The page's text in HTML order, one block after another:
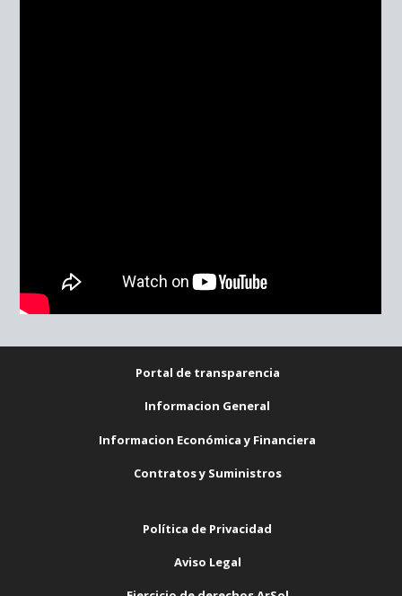
Portal de transparencia
Informacion General
Informacion Económica y Financiera
Contratos y Suministros
Política de Privacidad
Aviso Legal